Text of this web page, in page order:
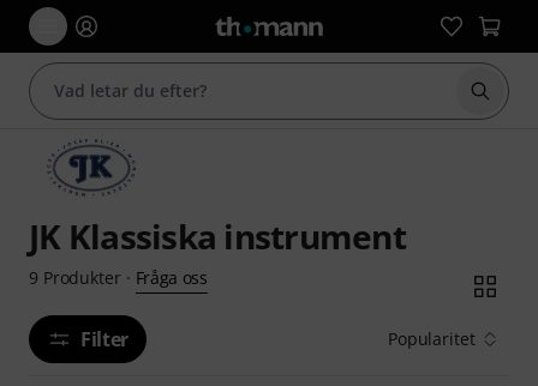
Börja
JK Klassiska instrument
9 Produkter· Fråga oss
Filter Popularitet